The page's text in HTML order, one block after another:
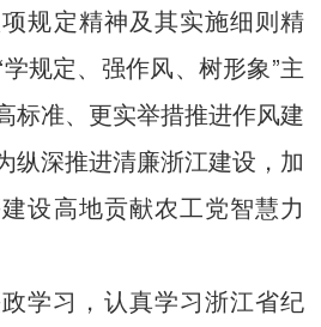
规定精神及其实施细则精
规定、强作风、树形象”主
标准、更实举措推进作风建
纵深推进清廉浙江建设，加
设高地贡献农工党智慧力
学习，认真学习浙江省纪